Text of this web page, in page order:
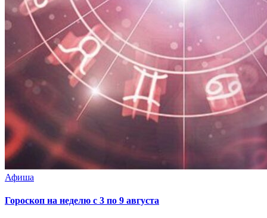
Афиша
Гороскоп на неделю с 3 по 9 августа